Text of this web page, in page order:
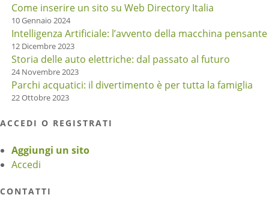
Come inserire un sito su Web Directory Italia
10 Gennaio 2024
Intelligenza Artificiale: l’avvento della macchina pensante
12 Dicembre 2023
Storia delle auto elettriche: dal passato al futuro
24 Novembre 2023
Parchi acquatici: il divertimento è per tutta la famiglia
22 Ottobre 2023
ACCEDI O REGISTRATI
Aggiungi un sito
Accedi
CONTATTI